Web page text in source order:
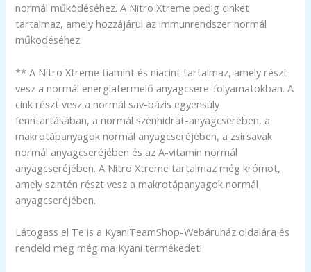
normál működéséhez. A Nitro Xtreme pedig cinket
tartalmaz, amely hozzájárul az immunrendszer normál
működéséhez.
** A Nitro Xtreme tiamint és niacint tartalmaz, amely részt
vesz a normál energiatermelő anyagcsere-folyamatokban. A
cink részt vesz a normál sav-bázis egyensúly
fenntartásában, a normál szénhidrát-anyagcserében, a
makrotápanyagok normál anyagcseréjében, a zsírsavak
normál anyagcseréjében és az A-vitamin normál
anyagcseréjében. A Nitro Xtreme tartalmaz még krómot,
amely szintén részt vesz a makrotápanyagok normál
anyagcseréjében.
Látogass el Te is a KyaniTeamShop-Webáruház oldalára és
rendeld meg még ma Kyäni termékedet!